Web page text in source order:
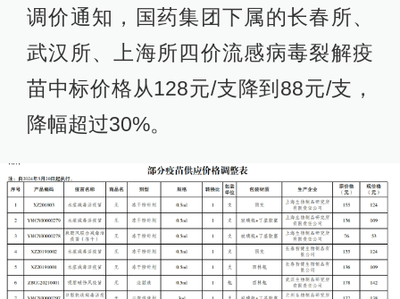
调价通知，国药集团下属的长春所、
武汉所、上海所四价流感病毒裂解疫
苗中标价格从128元/支降到88元/支，
降幅超过30%。